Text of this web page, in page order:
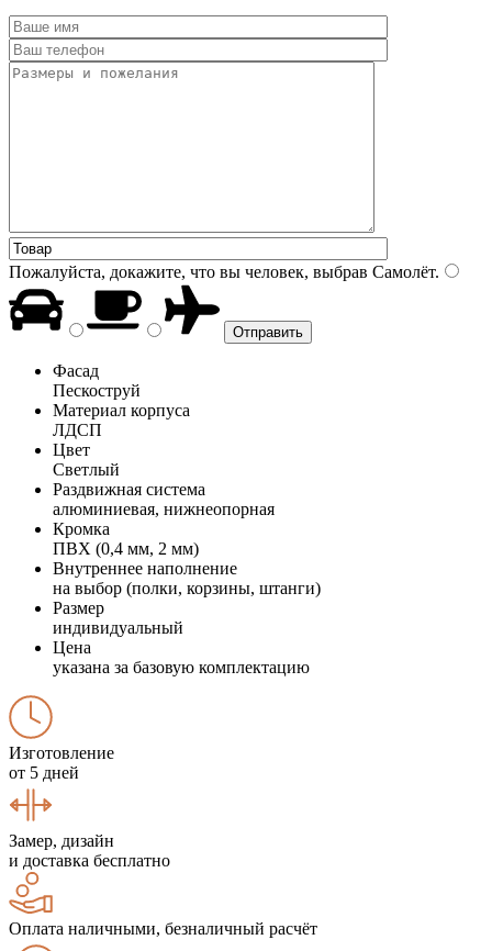
Пожалуйста, докажите, что вы человек, выбрав Самолёт.
Фасад
Пескоструй
Материал корпуса
ЛДСП
Цвет
Светлый
Раздвижная система
алюминиевая, нижнеопорная
Кромка
ПВХ (0,4 мм, 2 мм)
Внутреннее наполнение
на выбор (полки, корзины, штанги)
Размер
индивидуальный
Цена
указана за базовую комплектацию
Изготовление
от 5 дней
Замер, дизайн
и доставка бесплатно
Оплата наличными, безналичный расчёт